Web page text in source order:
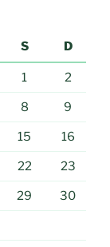
S D
1 2
8 9
15 16
22 23
29 30